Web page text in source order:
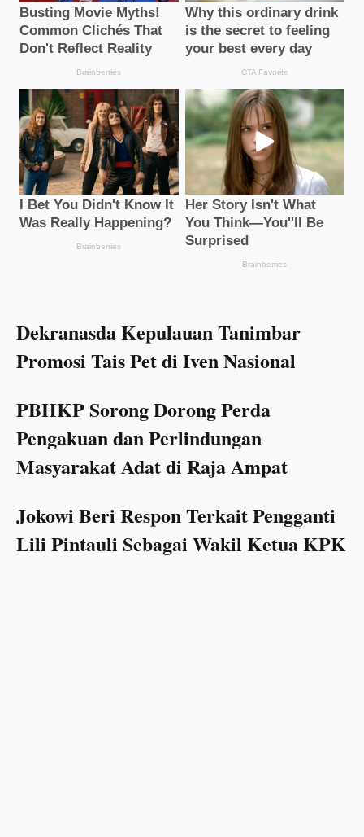
Dekranasda Kepulauan Tanimbar
Promosi Tais Pet di Iven Nasional
PBHKP Sorong Dorong Perda
Pengakuan dan Perlindungan
Masyarakat Adat di Raja Ampat
Jokowi Beri Respon Terkait Pengganti
Lili Pintauli Sebagai Wakil Ketua KPK